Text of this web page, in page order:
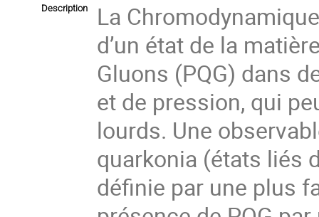
Description
La
d’un état de la
Gluons (PQG) dans
et de pression, qui
lourds. Une
quarkonia (états liés
définie par une plus